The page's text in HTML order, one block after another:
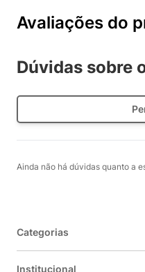
Avaliações do
Dúvidas sobre
Ainda não há dúvidas quanto a
Categorias
Institucional